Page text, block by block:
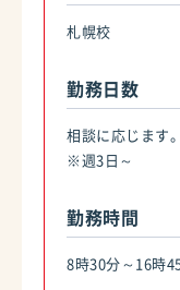
札幌校
勤務日数
相談に応じます。
※週3日～
勤務時間
8時30分～16時